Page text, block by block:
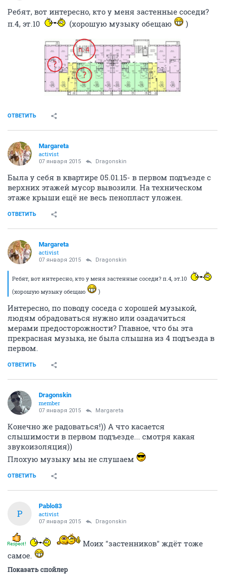
Ребят, вот интересно, кто у меня застенные соседи?
п.4, эт.10
(хорошую музыку обещаю )
ОТВЕТИТЬ
Margareta
activist
07 января 2015 Dragonskin
Была у себя в квартире 05.01.15- в первом подъезде с
верхних этажей мусор вывозили. На техническом
этаже крыши ещё не весь пенопласт уложен.
ОТВЕТИТЬ
Margareta
activist
07 января 2015 Dragonskin
Ребят, вот интересно, кто у меня застенные соседи? п.4, эт.10
(хорошую музыку обещаю
)
Интересно, по поводу соседа с хорошей музыкой,
людям обрадоваться нужно или озадачиться
мерами предосторожности? Главное, что бы эта
прекрасная музыка, не была слышна из 4 подъезда в
первом.
ОТВЕТИТЬ
Dragonskin
member
07 января 2015 Margareta
Конечно же радоваться!)) А что касается
слышимости в первом подъезде... смотря какая
звукоизоляция))
Плохую музыку мы не слушаем
ОТВЕТИТЬ
P
Pablo83
activist
07 января 2015 Dragonskin
Моих "застенников" ждёт тоже
самое.
Показать спойлер